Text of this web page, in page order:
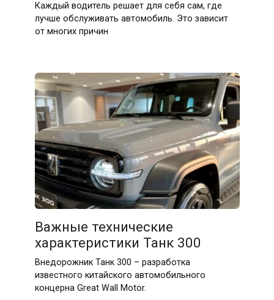
Каждый водитель решает для себя сам, где
лучше обслуживать автомобиль. Это зависит
от многих причин
Важные технические
характеристики Танк 300
Внедорожник Танк 300 – разработка
известного китайского автомобильного
концерна Great Wall Motor.